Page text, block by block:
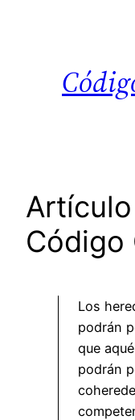
Código
Los
podrán
que
podrán